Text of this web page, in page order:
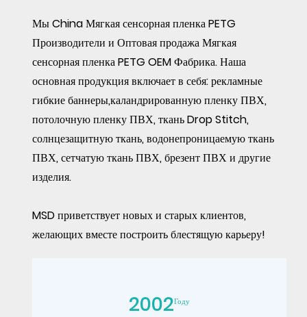
МыChina Мягкая сенсорная пленка PETG
Производители иОптовая продажа Мягкая
сенсорная пленка PETG OEM Фабрика. Наша
основная продукция включает в себя: рекламные
гибкие баннеры,каландрированную пленку ПВХ,
потолочную пленку ПВХ, ткань Drop Stitch,
солнцезащитную ткань, водонепроницаемую ткань
ПВХ, сетчатую ткань ПВХ, брезент ПВХ и другие
изделия.
MSD приветствует новых и старых клиентов,
желающих вместе построить блестящую карьеру!
2002Году